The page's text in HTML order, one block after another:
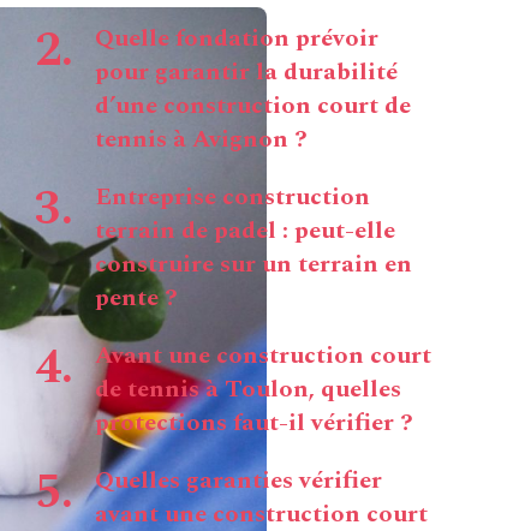
Quelle fondation prévoir
pour garantir la durabilité
d’une construction court de
tennis à Avignon ?
Entreprise construction
terrain de padel : peut-elle
construire sur un terrain en
pente ?
Avant une construction court
de tennis à Toulon, quelles
protections faut-il vérifier ?
Quelles garanties vérifier
avant une construction court